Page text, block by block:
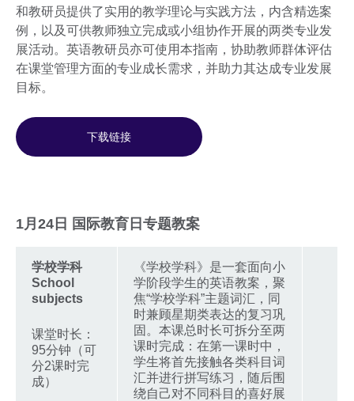
和教研员提供了实用的教学理论与实践方法，内含精选案
例，以及可供教师独立完成或小组协作开展的两类专业发
展活动。英语教研员亦可使用本指南，协助教师群体评估
在课堂管理方面的专业成长需求，并助力其达成专业发展
目标。
下载链接
1月24日 国际教育日专题教案
学校学科
School
subjects
课堂时长：
95分钟（可
分2课时完
成）
《学校学科》是一套面向小
学阶段学生的英语教案，聚
焦“学校学科”主题词汇，同
时兼顾星期类表达的复习巩
固。本课总时长可拆分至两
课时完成：在第一课时中，
学生将首先接触各类科目词
汇并进行拼写练习，随后围
绕自己对不同科目的喜好展